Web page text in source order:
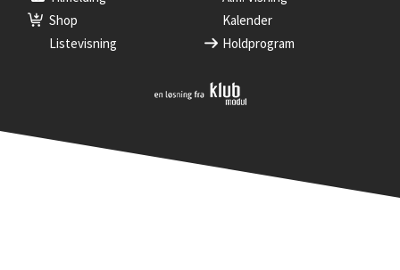
Shop
Kalender
Listevisning
Holdprogram